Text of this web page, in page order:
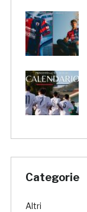
Categorie
Altri